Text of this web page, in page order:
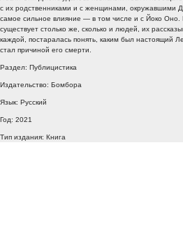
с их родственниками и с женщинами, окружавшими
самое сильное влияние — в том числе и с Йоко
существует столько же, сколько и людей, их
каждой, постаралась понять, каким был настоящий
стал причиной его смерти.
Раздел: Публицистика
Издательство: Бомбора
Язык: Русский
Год: 2021
Тип издания: Книга